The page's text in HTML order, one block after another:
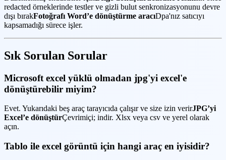
redacted örneklerinde testler ve gizli bulut senkronizasyonunu devre
dışı bırakFotoğrafı Word’e dönüştürme aracıDpa'nız satıcıyı
kapsamadığı sürece işler.
Sık Sorulan Sorular
Microsoft excel yüklü olmadan jpg'yi excel'e
dönüştürebilir miyim?
Evet. Yukarıdaki beş araç tarayıcıda çalışır ve size izin verirJPG’yi
Excel’e dönüştürÇevrimiçi; indir. Xlsx veya csv ve yerel olarak
açın.
Tablo ile excel görüntü için hangi araç en iyisidir?